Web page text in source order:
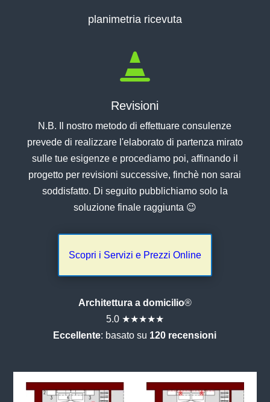
planimetria ricevuta

Revisioni
N.B. Il nostro metodo di effettuare consulenze
prevede di realizzare l'elaborato di partenza mirato
sulle tue esigenze e procediamo poi, affinando il
progetto per revisioni successive, finchè non sarai
soddisfatto. Di seguito pubblichiamo solo la
soluzione finale raggiunta 😉
Scopri i Servizi e Prezzi Online
Architettura a domicilio®
5.0 ★★★★★
Eccellente: basato su 120 recensioni